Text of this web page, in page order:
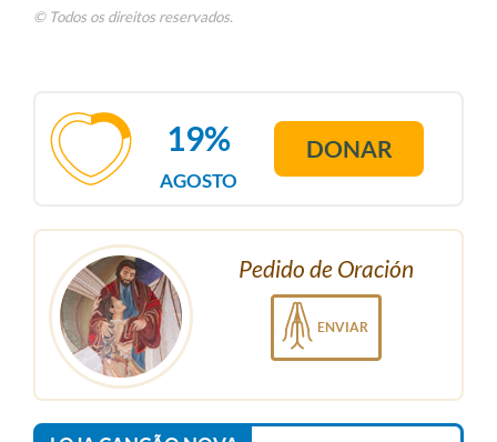
© Todos os direitos reservados.
AGOSTO
19% DONAR
Pedido de Oración
ENVIAR